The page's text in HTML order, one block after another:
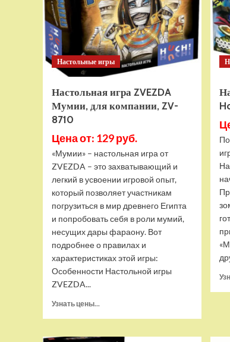
(Y111YY)
зеленый
Настольные игры
Настольная игра ZVEZDA
Мумии, для компании, ZV-
8710
Цена от: 129 руб.
«Мумии» – настольная игра от
ZVEZDA – это захватывающий и
легкий в усвоении игровой опыт,
который позволяет участникам
погрузиться в мир древнего Египта
и попробовать себя в роли мумий,
несущих дары фараону. Вот
подробнее о правилах и
характеристиках этой игры:
Особенности Настольной игры
ZVEZDA...
Узнать цены...
Настольная